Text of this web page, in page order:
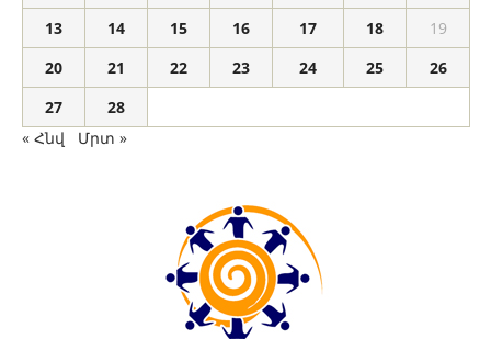
13
14 15 16 17 18
19
20
21 22 23 24 25
26
27
28
« Հնվ
Մրտ »